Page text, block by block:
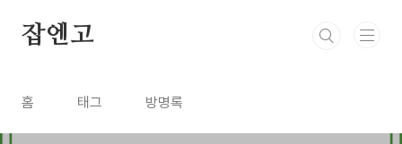
잡엔고
홈 태그 방명록